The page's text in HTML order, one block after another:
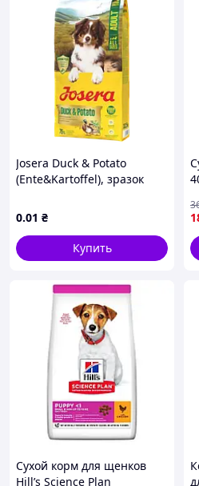
Josera Duck & Potato
(Ente&Kartoffel), зразок
0.01 ₴
Купить
Сухой корм для щенков
Hill’s Science Plan